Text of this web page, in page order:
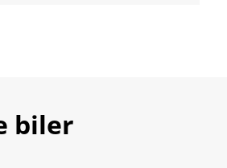
biler